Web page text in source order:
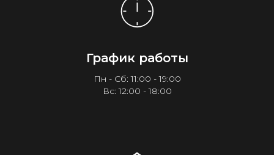
График работы
Пн - Сб: 11:00 - 19:00
Вс: 12:00 - 18:00